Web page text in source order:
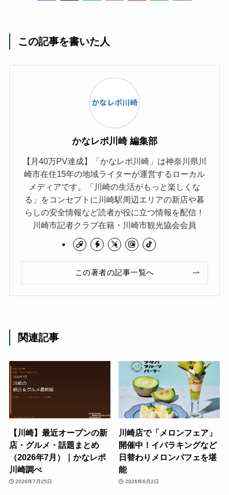
この記事を書いた人
かなレポ川崎 編集部
【月40万PV達成】「かなレポ川崎」は神奈川県川
崎市在住15年の地域ライターが運営するローカル
メディアです。「川崎の生活がもっと楽しくな
る」をコンセプトに川崎駅周辺エリアの新店や暮
らしの安全情報など読者が役に立つ情報を配信！
川崎市記者クラブ在籍・川崎市観光協会会員
この著者の記事一覧へ
関連記事
【川崎】最近オープンの新
店・グルメ・話題まとめ
（2026年7月）｜かなレポ
川崎調べ
2026年7月25日
川崎店で「メロンフェア」
開催中！イバラキングなど
日替わりメロンパフェを堪
能
2026年6月2日